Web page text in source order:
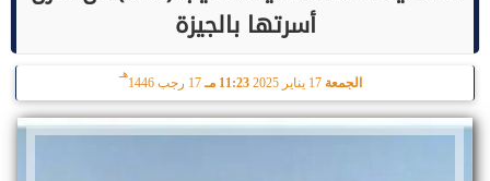
أسرتها بالجيزة
الجمعة 11:23 مـ 17 رجب 1446
هـ